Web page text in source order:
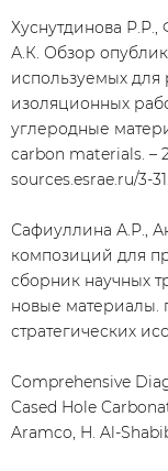
Хуснутдинова Р.Р.,
А.К. Обзор
используемых для
изоляционных
углеродные
carbon materials. –
sources.esrae.ru/3-31.
Сафиуллина А.Р.,
композиций для
сборник научных
новые материалы.
стратегических
Comprehensive
Cased Hole
Aramco, H. Al-